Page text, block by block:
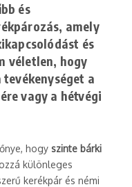
és
, amely
és
véletlen, hogy
a
vagy a hétvégi
hogy szinte bárki
különleges
kerékpár és némi